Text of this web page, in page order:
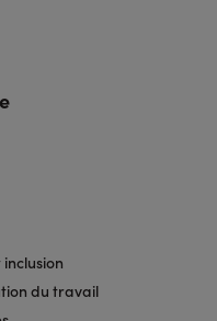
du travail